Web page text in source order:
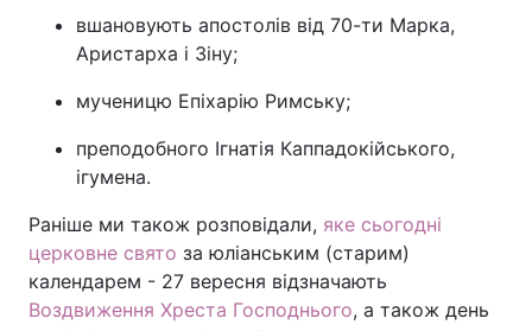
вшановують апостолів від 70-ти Марка,
Аристарха і Зіну;
мученицю Епіхарію Римську;
преподобного Ігнатія Каппадокійського,
ігумена.
Раніше ми також розповідали, яке сьогодні
церковне свято за юліанським (старим)
календарем - 27 вересня відзначають
Воздвиження Хреста Господнього, а також день